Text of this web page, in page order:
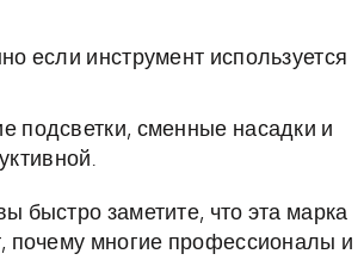
если инструмент используется
подсветки, сменные насадки и
быстро заметите, что эта марка
почему многие профессионалы и